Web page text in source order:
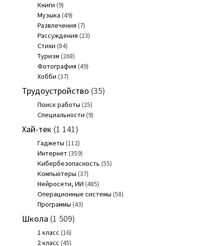
Книги (9)
Музыка (49)
Развлечения (7)
Рассуждения (23)
Стихи (84)
Туризм (268)
Фотография (49)
Хобби (37)
Трудоустройство (35)
Поиск работы (25)
Специальности (9)
Хай-тек (1 141)
Гаджеты (112)
Интернет(359)
Кибербезопасность (55)
Компьютеры (37)
Нейросети, ИИ (485)
Операционные системы (58)
Программы (43)
Школа (1 509)
1 класс (16)
2 класс (45)